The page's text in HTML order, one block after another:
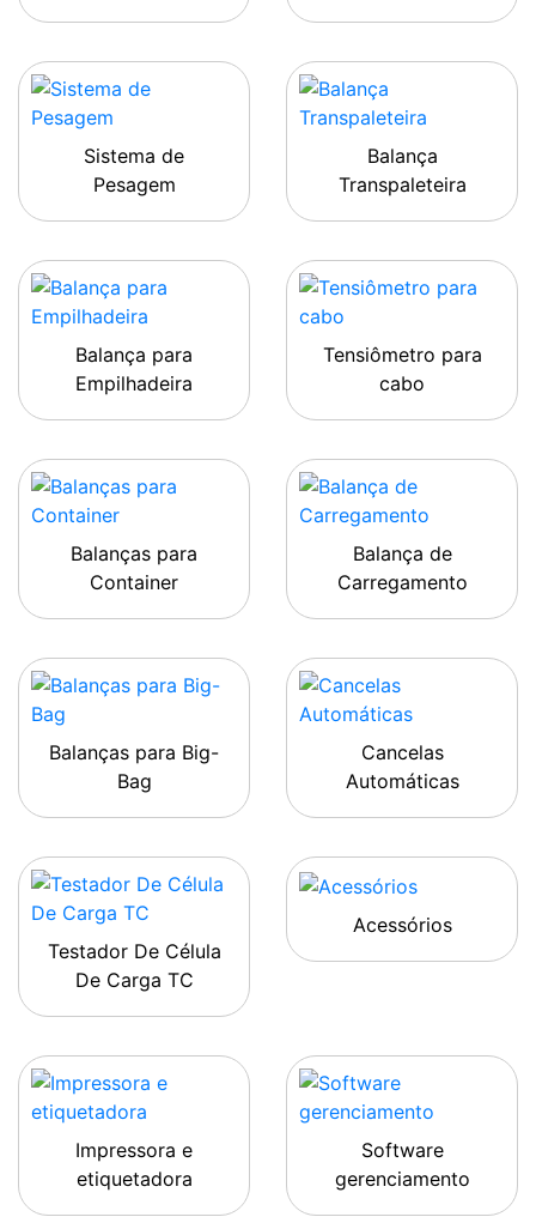
Sistema de
Pesagem
Balança
Transpaleteira
Balança para
Empilhadeira
Tensiômetro para
cabo
Balanças para
Container
Balança de
Carregamento
Balanças para Big-
Bag
Cancelas
Automáticas
Testador De Célula
De Carga TC
Acessórios
Impressora e
etiquetadora
Software
gerenciamento